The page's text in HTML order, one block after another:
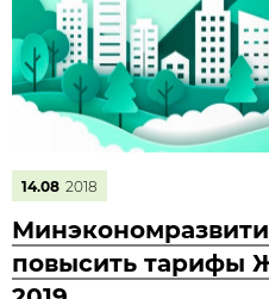
14.08 2018
повысить тарифы